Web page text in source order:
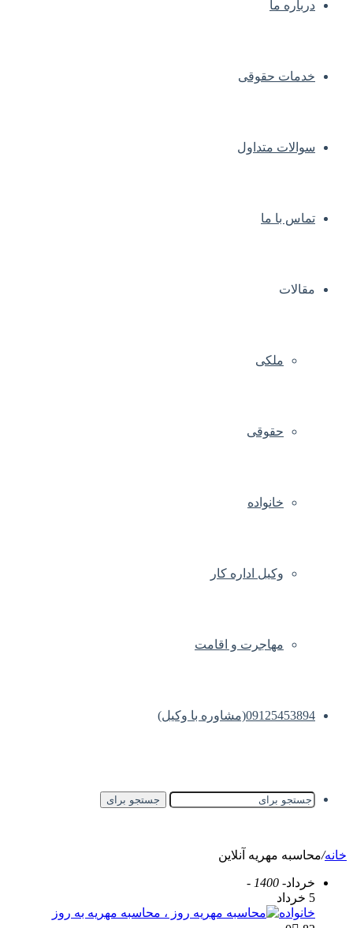
درباره ما
خدمات حقوقی
سوالات متداول
تماس با ما
مقالات
ملکی
حقوقی
خانواده
وکیل اداره کار
مهاجرت و اقامت
09125453894(مشاوره با وکیل)
جستجو برای
خانه/محاسبه مهریه آنلاین
خرداد- 1400 -
5 خرداد
خانواده